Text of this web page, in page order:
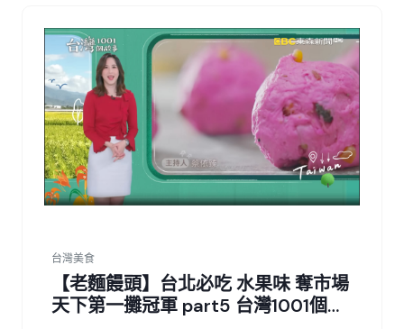
台灣美食
【老麵饅頭】台北必吃 水果味 奪市場
天下第一攤冠軍 part5 台灣1001個故